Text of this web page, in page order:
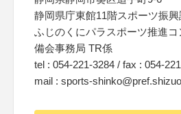
静岡県庁東館11階スポーツ振興
ふじのくにパラスポーツ推進
備会事務局 TR係
tel : 054-221-3284 / fax : 054-
mail : sports-